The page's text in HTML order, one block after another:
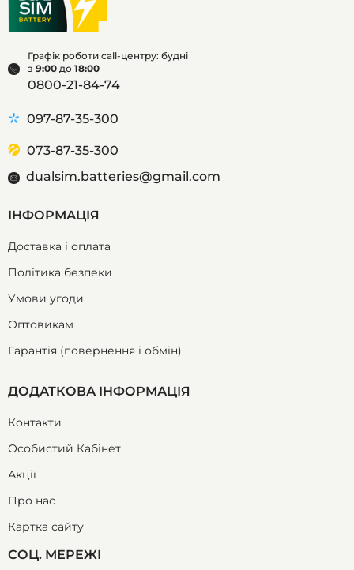
Графік роботи call-центру: будні
з 9:00 до 18:00
0800-21-84-74
097-87-35-300
073-87-35-300
dualsim.batteries@gmail.com
ІНФОРМАЦІЯ
Доставка і оплата
Політика безпеки
Умови угоди
Оптовикам
Гарантія (повернення і обмін)
ДОДАТКОВА ІНФОРМАЦІЯ
Контакти
Особистий Кабінет
Акції
Про нас
Картка сайту
СОЦ. МЕРЕЖІ